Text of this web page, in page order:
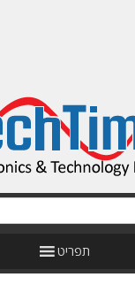
תפריט